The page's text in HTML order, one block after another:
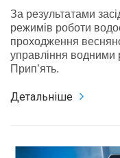
За результатами
режимів роботи
проходження
управління водними
Прип’ять.
Детальніше